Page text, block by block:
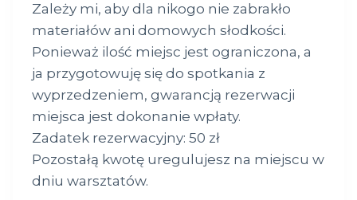
Zależy mi, aby dla nikogo nie zabrakło
materiałów ani domowych słodkości.
Ponieważ ilość miejsc jest ograniczona, a
ja przygotowuję się do spotkania z
wyprzedzeniem, gwarancją rezerwacji
miejsca jest dokonanie wpłaty.
Zadatek rezerwacyjny: 50 zł
Pozostałą kwotę uregulujesz na miejscu w
dniu warsztatów.